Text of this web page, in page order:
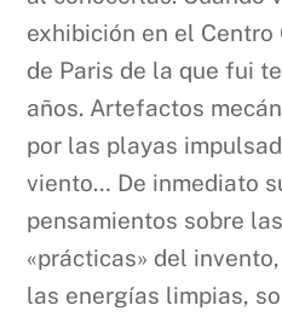
exhibición en el Centro
de Paris de la que fui
años. Artefactos
por las playas
viento… De inmediato
pensamientos sobre
«prácticas» del
las energías limpias,